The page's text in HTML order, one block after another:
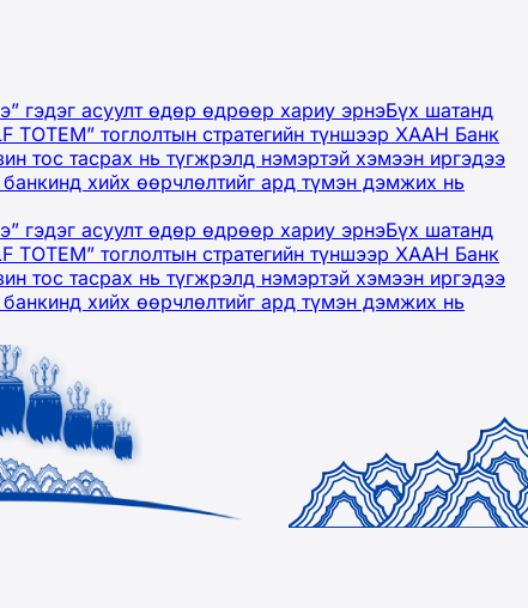
гэдэг асуулт өдөр өдрөөр хариу эрнэБүх шатанд
TOTEM” тоглолтын стратегийн түншээр ХААН Банк
тос тасрах нь түгжрэлд нэмэртэй хэмээн иргэдээ
хийх өөрчлөлтийг ард түмэн дэмжих нь
гэдэг асуулт өдөр өдрөөр хариу эрнэБүх шатанд
TOTEM” тоглолтын стратегийн түншээр ХААН Банк
тос тасрах нь түгжрэлд нэмэртэй хэмээн иргэдээ
хийх өөрчлөлтийг ард түмэн дэмжих нь